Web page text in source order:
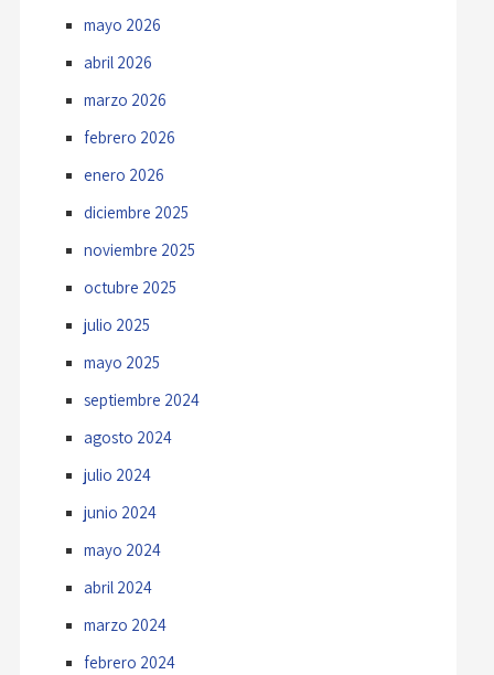
mayo 2026
abril 2026
marzo 2026
febrero 2026
enero 2026
diciembre 2025
noviembre 2025
octubre 2025
julio 2025
mayo 2025
septiembre 2024
agosto 2024
julio 2024
junio 2024
mayo 2024
abril 2024
marzo 2024
febrero 2024